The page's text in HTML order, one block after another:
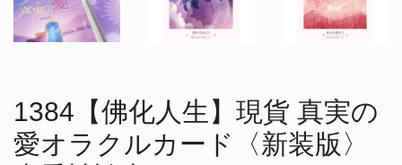
1384【佛化人生】現貨 真実の
愛オラクルカード〈新装版〉